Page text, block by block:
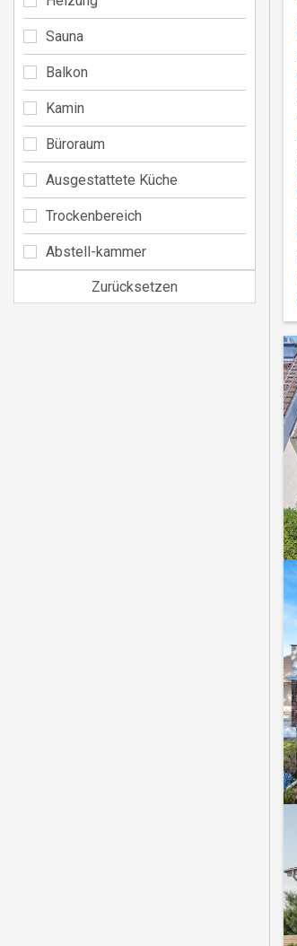
Sauna
Balkon
Kamin
Büroraum
Ausgestattete Küche
Trockenbereich
Abstell-kammer
Zurücksetzen